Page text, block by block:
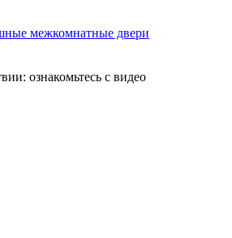
межкомнатные двери
ознакомьтесь с видео